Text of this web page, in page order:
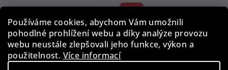
Používáme cookies, abychom Vám umožnili
pohodlné prohlížení webu a díky analýze provozu
webu neustále zlepšovali jeho funkce, výkon a
použitelnost. Více informací
7 090 Kč
52 %)
Skladem
Do košíku